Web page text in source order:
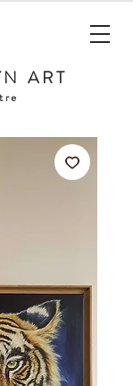
ART